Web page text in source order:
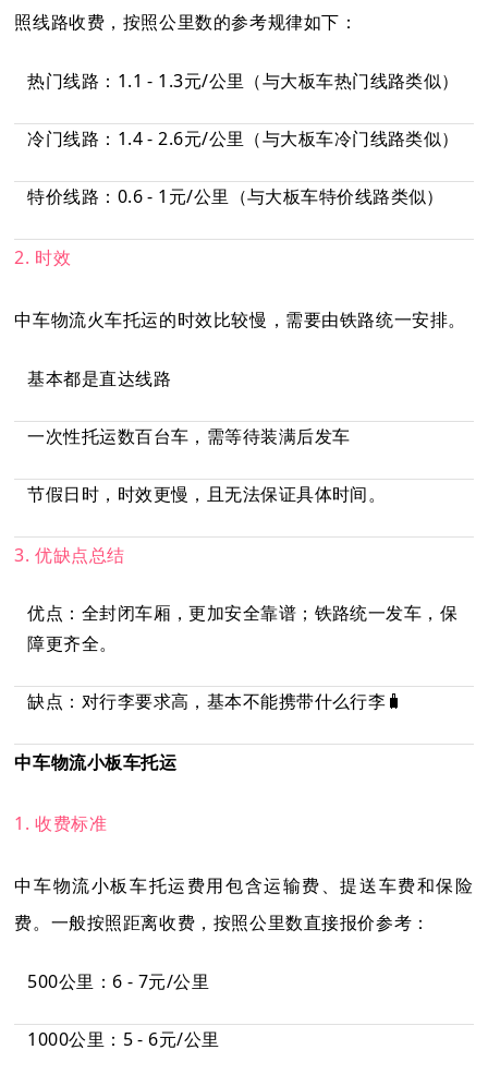
照线路收费，按照公里数的参考规律如下：
热门线路：1.1 - 1.3元/公里（与大板车热门线路类似）
冷门线路：1.4 - 2.6元/公里（与大板车冷门线路类似）
特价线路：0.6 - 1元/公里（与大板车特价线路类似）
2. 时效
中车物流火车托运的时效比较慢，需要由铁路统一安排。
基本都是直达线路
一次性托运数百台车，需等待装满后发车
节假日时，时效更慢，且无法保证具体时间。
3. 优缺点总结
优点：全封闭车厢，更加安全靠谱；铁路统一发车，保
障更齐全。
缺点：对行李要求高，基本不能携带什么行李🧳
中车物流小板车托运
1. 收费标准
中车物流小板车托运费用包含运输费、提送车费和保险
费。一般按照距离收费，按照公里数直接报价参考：
500公里：6 - 7元/公里
1000公里：5 - 6元/公里